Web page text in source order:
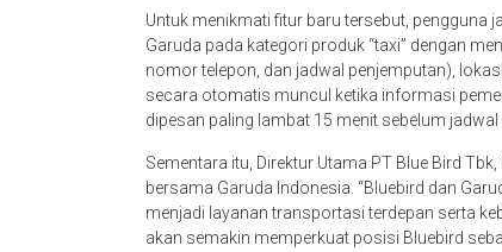
Untuk menikmati fitur baru tersebut, pengguna
Garuda pada kategori produk “taxi” dengan
nomor telepon, dan jadwal penjemputan),
secara otomatis muncul ketika informasi
dipesan paling lambat 15 menit sebelum jadwal
Sementara itu, Direktur Utama PT Blue Bird
bersama Garuda Indonesia. “Bluebird dan
menjadi layanan transportasi terdepan serta
akan semakin memperkuat posisi Bluebird